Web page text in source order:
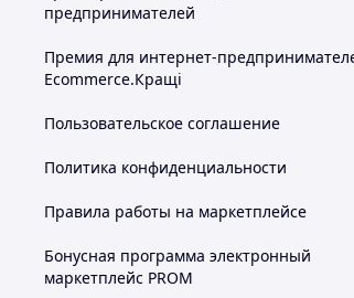
предпринимателей
Премия для интернет-
Ecommerce.Кращі
Пользовательское соглашение
Политика конфиденциальности
Правила работы на маркетплейсе
Бонусная программа электронный
маркетплейс PROM